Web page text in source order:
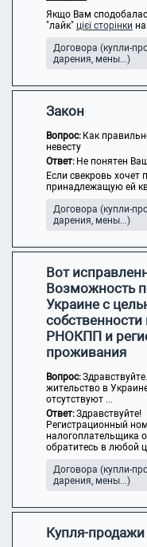
Якщо Вам
"лайк" цієї сторінки
Договора (купли-
дарения, мены...)
Закон
Вопрос: Как
невесту
Ответ: Не понятен
Если свекровь хочет
принадлежащую ей
Договора (купли-
дарения, мены...)
Вот
Возможность
Украине с
РНОКПП и
проживания
Вопрос:
жительство в
отсутствуют ...
Ответ:Здравствуйте!
Регистрационный
налогоплательщика
обратитесь в любой
Договора (купли-
дарения, мены...)
Купля-